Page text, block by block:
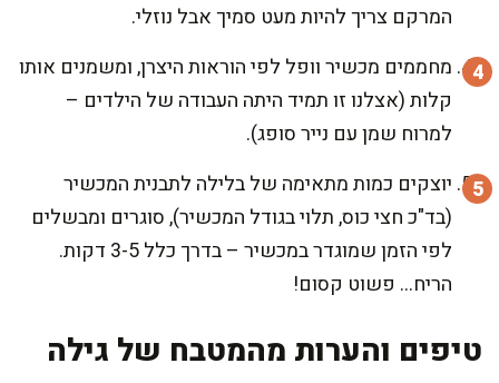
המרקם צריך להיות מעט סמיך אבל נוזלי.
מחממים מכשיר וופל לפי הוראות היצרן, ומשמנים אותו
קלות (אצלנו זו תמיד היתה העבודה של הילדים –
למרוח שמן עם נייר סופג).
יוצקים כמות מתאימה של בלילה לתבנית המכשיר
(בד"כ חצי כוס, תלוי בגודל המכשיר), סוגרים ומבשלים
לפי הזמן שמוגדר במכשיר – בדרך כלל 3-5 דקות.
הריח… פשוט קסום!
טיפים והערות מהמטבח של גילה